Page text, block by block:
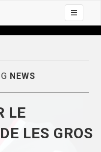
Toggle
NEWS
LE
LES GROS